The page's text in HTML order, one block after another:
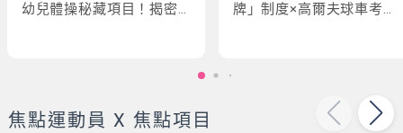
幼兒體操秘藏項目！揭密
牌」制度×高爾夫球車考牌
焦點運動員 X 焦點項目